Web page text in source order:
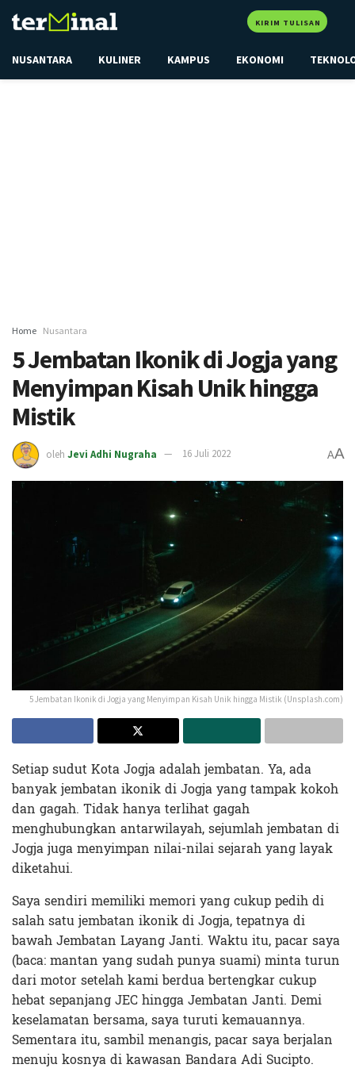
KIRIM TULISAN
NUSANTARA KULINER KAMPUS EKONOMI
Home Nusantara
5 Jembatan Ikonik di Jogja yang
Menyimpan Kisah Unik hingga
Mistik
oleh Jevi Adhi Nugraha 16 Juli 2022 AA
5 Jembatan Ikonik di Jogja yang Menyimpan Kisah Unik hingga Mistik (Unsplash.com)
Setiap sudut Kota Jogja adalah jembatan. Ya, ada
banyak jembatan ikonik di Jogja yang tampak kokoh
dan gagah. Tidak hanya terlihat gagah
menghubungkan antarwilayah, sejumlah jembatan di
Jogja juga menyimpan nilai-nilai sejarah yang layak
diketahui.
Saya sendiri memiliki memori yang cukup pedih di
salah satu jembatan ikonik di Jogja, tepatnya di
bawah Jembatan Layang Janti. Waktu itu, pacar saya
(baca: mantan yang sudah punya suami) minta turun
dari motor setelah kami berdua bertengkar cukup
hebat sepanjang JEC hingga Jembatan Janti. Demi
keselamatan bersama, saya turuti kemauannya.
Sementara itu, sambil menangis, pacar saya berjalan
menuju kosnya di kawasan Bandara Adi Sucipto.